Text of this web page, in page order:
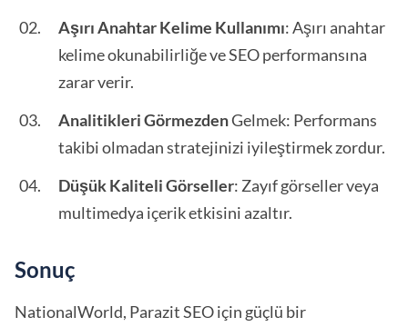
Aşırı Anahtar Kelime Kullanımı: Aşırı anahtar
kelime okunabilirliğe ve SEO performansına
zarar verir.
Analitikleri GörmezdenGelmek: Performans
takibi olmadan stratejinizi iyileştirmek zordur.
Düşük Kaliteli Görseller: Zayıf görseller veya
multimedya içerik etkisini azaltır.
Sonuç
NationalWorld, Parazit SEO için güçlü bir